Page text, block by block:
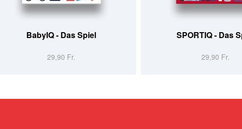
IN DEN WARENKORB
BabyIQ - Das Spiel
29,90 Fr.
NICHT LIEFERBAR
SPORTIQ - Das
29,90 Fr.